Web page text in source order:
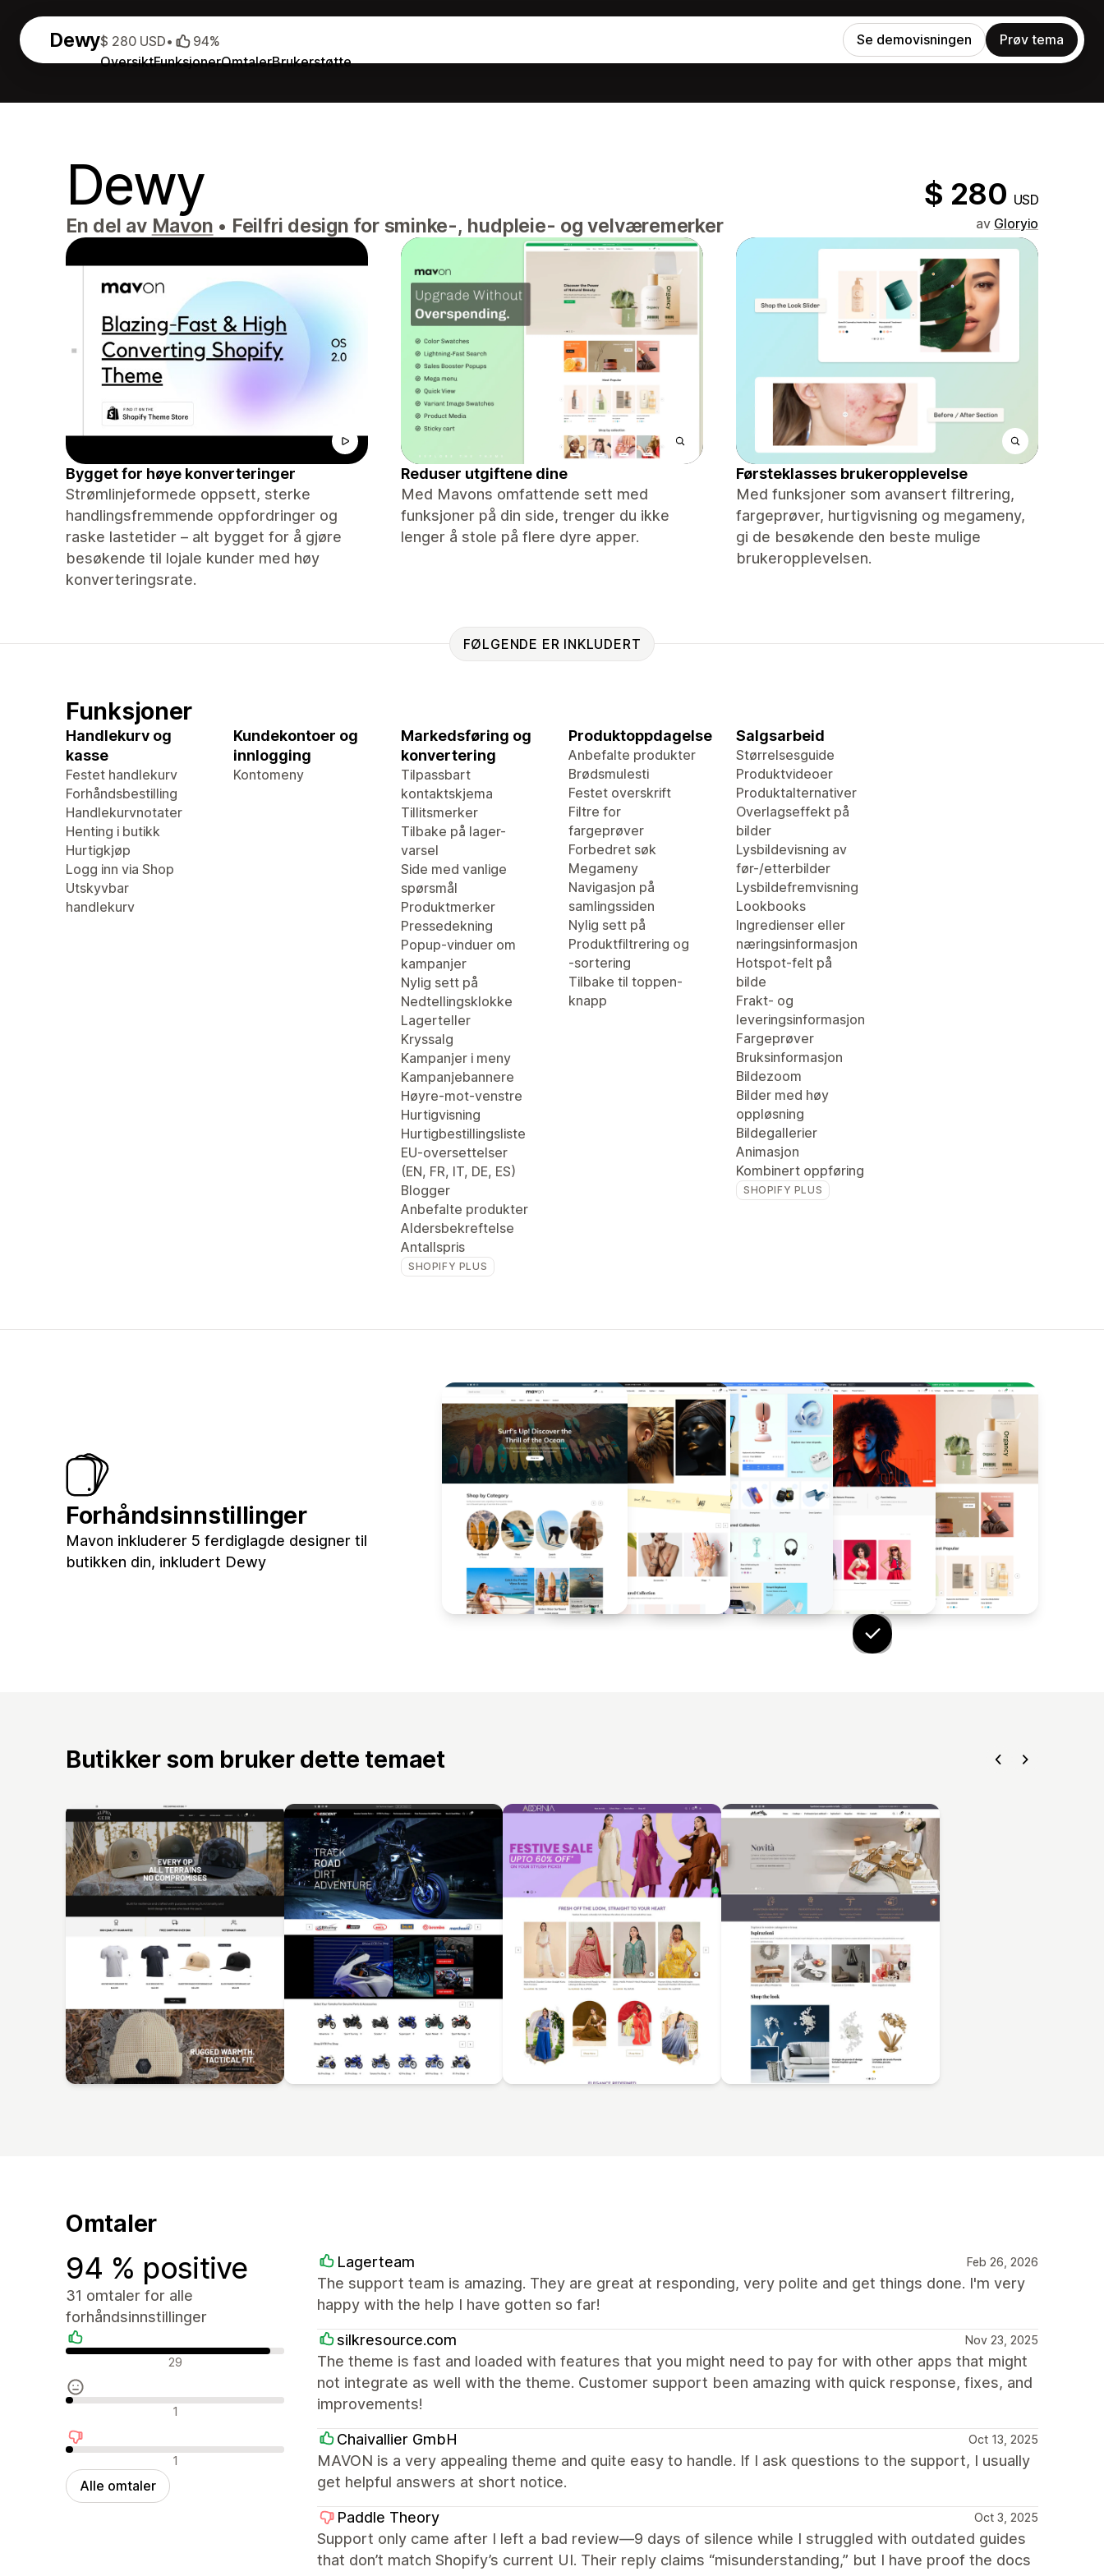
Dewy
OversiktFunksjonerOmtalerBrukerstøtte
$ 280 USD• 94% Se demovisningen Prøv tema
Dewy $ 280 USD
En del av Mavon • Feilfri design for sminke-, hudpleie- og velværemerker av Gloryio
Bygget for høye konverteringer
Strømlinjeformede oppsett, sterke
handlingsfremmende oppfordringer og
raske lastetider – alt bygget for å gjøre
besøkende til lojale kunder med høy
konverteringsrate.
Reduser utgiftene dine
Med Mavons omfattende sett med
funksjoner på din side, trenger du ikke
lenger å stole på flere dyre apper.
Førsteklasses brukeropplevelse
Med funksjoner som avansert filtrering,
fargeprøver, hurtigvisning og megameny,
gi de besøkende den beste mulige
brukeropplevelsen.
FØLGENDE ER INKLUDERT
Funksjoner
Handlekurv og
kasse
Festet handlekurv
Forhåndsbestilling
Handlekurvnotater
Henting i butikk
Hurtigkjøp
Logg inn via Shop
Utskyvbar
handlekurv
Kundekontoer og
innlogging
Kontomeny
Markedsføring og
konvertering
Tilpassbart
kontaktskjema
Tillitsmerker
Tilbake på lager-
varsel
Side med vanlige
spørsmål
Produktmerker
Pressedekning
Popup-vinduer om
kampanjer
Nylig sett på
Nedtellingsklokke
Lagerteller
Kryssalg
Kampanjer i meny
Kampanjebannere
Høyre-mot-venstre
Hurtigvisning
Hurtigbestillingsliste
EU-oversettelser
(EN, FR, IT, DE, ES)
Blogger
Anbefalte produkter
Aldersbekreftelse
Antallspris
SHOPIFY PLUS
Produktoppdagelse
Anbefalte produkter
Brødsmulesti
Festet overskrift
Filtre for
fargeprøver
Forbedret søk
Megameny
Navigasjon på
samlingssiden
Nylig sett på
Produktfiltrering og
-sortering
Tilbake til toppen-
knapp
Salgsarbeid
Størrelsesguide
Produktvideoer
Produktalternativer
Overlagseffekt på
bilder
Lysbildevisning av
før-/etterbilder
Lysbildefremvisning
Lookbooks
Ingredienser eller
næringsinformasjon
Hotspot-felt på
bilde
Frakt- og
leveringsinformasjon
Fargeprøver
Bruksinformasjon
Bildezoom
Bilder med høy
oppløsning
Bildegallerier
Animasjon
Kombinert oppføring
SHOPIFY PLUS
Forhåndsinnstillinger
Mavon inkluderer 5 ferdiglagde designer til
butikken din, inkludert Dewy
Butikker som bruker dette temaet
Omtaler
94 % positive
31 omtaler for alle
forhåndsinnstillinger
Positive omtaler 29
Nøytrale omtaler 1
Negative omtaler 1
Alle omtaler
Lagerteam Feb 26, 2026
The support team is amazing. They are great at responding, very polite and get things done. I'm very
happy with the help I have gotten so far!
silkresource.com Nov 23, 2025
The theme is fast and loaded with features that you might need to pay for with other apps that might
not integrate as well with the theme. Customer support been amazing with quick response, fixes, and
improvements!
Chaivallier GmbH Oct 13, 2025
MAVON is a very appealing theme and quite easy to handle. If I ask questions to the support, I usually
get helpful answers at short notice.
Paddle Theory Oct 3, 2025
Support only came after I left a bad review—9 days of silence while I struggled with outdated guides
that don’t match Shopify’s current UI. Their reply claims “misunderstanding,” but I have proof the docs